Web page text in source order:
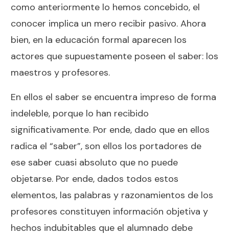
como anteriormente lo hemos concebido, el
conocer implica un mero recibir pasivo. Ahora
bien, en la educación formal aparecen los
actores que supuestamente poseen el saber: los
maestros y profesores.
En ellos el saber se encuentra impreso de forma
indeleble, porque lo han recibido
significativamente. Por ende, dado que en ellos
radica el “saber”, son ellos los portadores de
ese saber cuasi absoluto que no puede
objetarse. Por ende, dados todos estos
elementos, las palabras y razonamientos de los
profesores constituyen información objetiva y
hechos indubitables que el alumnado debe